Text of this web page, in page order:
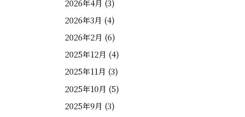
2026年4月 (3)
2026年3月 (4)
2026年2月 (6)
2025年12月 (4)
2025年11月 (3)
2025年10月 (5)
2025年9月 (3)